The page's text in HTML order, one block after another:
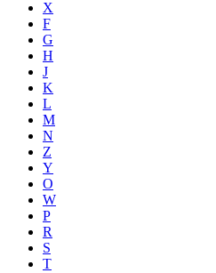
X
F
G
H
J
K
L
M
N
Z
Y
O
W
P
R
S
T